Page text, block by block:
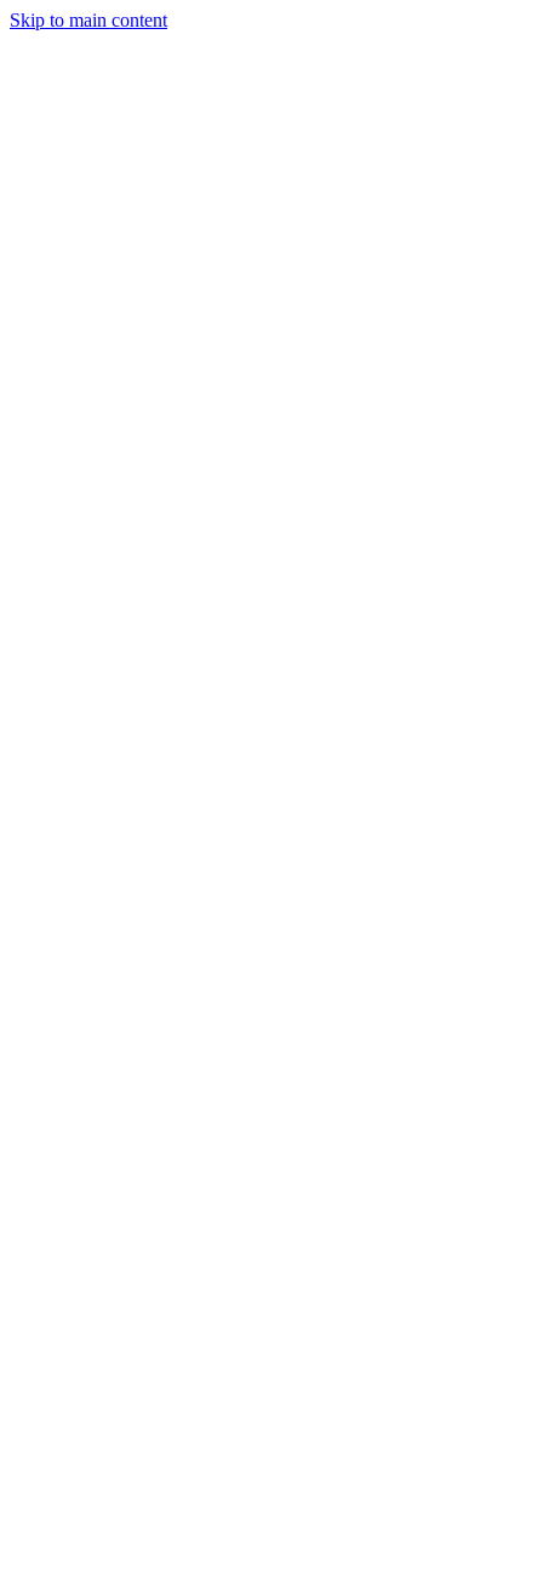
Skip to main content